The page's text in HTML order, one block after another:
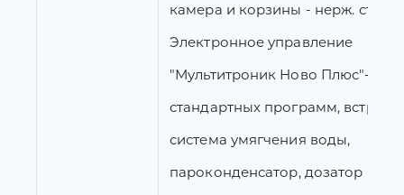
камера и корзины - нерж. сталь.
Электронное управление
"Мультитроник Ново Плюс"- 8
стандартных программ,
система умягчения воды,
пароконденсатор, дозатор